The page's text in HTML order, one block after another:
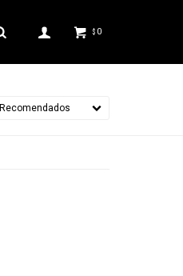
$ 0
Recomendados